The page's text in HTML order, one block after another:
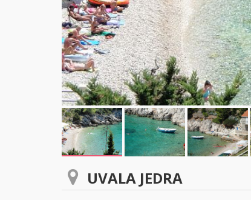
UVALA JEDRA